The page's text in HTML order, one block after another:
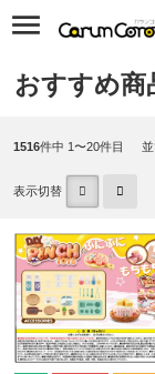
おすすめ商
1516件中 1〜20件目 並
表示切替